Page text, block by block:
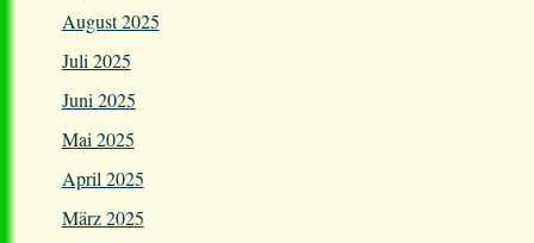
August 2025
Juli 2025
Juni 2025
Mai 2025
April 2025
März 2025